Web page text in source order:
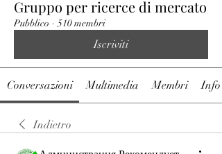
Gruppo per ricerce di mercato
Pubblico · 510 membri
Iscriviti
Conversazioni Multimedia Membri Info
Indietro